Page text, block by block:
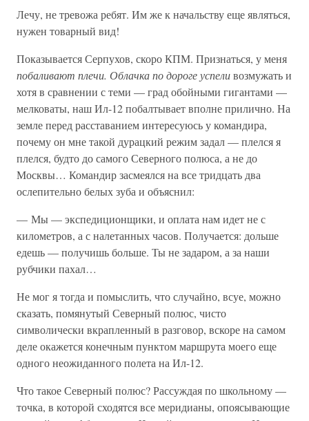
Лечу, не тревожа ребят. Им же к начальству еще являться,
нужен товарный вид!
Показывается Серпухов, скоро КПМ. Признаться, у меня
побаливают плечи. Облачка по дороге успеливозмужать и
хотя в сравнении с теми — град обойными гигантами —
мелковаты, наш Ил-12 побалтывает вполне прилично. На
земле перед расставанием интересуюсь у командира,
почему он мне такой дурацкий режим задал — плелся я
плелся, будто до самого Северного полюса, а не до
Москвы… Командир засмеялся на все тридцать два
ослепительно белых зуба и объяснил:
— Мы — экспедиционщики, и оплата нам идет не с
километров, а с налетанных часов. Получается: дольше
едешь — получишь больше. Ты не задаром, а за наши
рубчики пахал…
Не мог я тогда и помыслить, что случайно, всуе, можно
сказать, помянутый Северный полюс, чисто
символически вкрапленный в разговор, вскоре на самом
деле окажется конечным пунктом маршрута моего еще
одного неожиданного полета на Ил-12.
Что такое Северный полюс? Рассуждая по школьному —
точка, в которой сходятся все меридианы, опоясывающие